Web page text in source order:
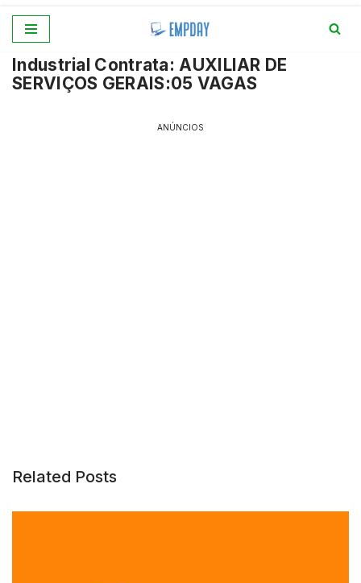
para
o
Industrial Contrata: AUXILIAR DE
SERVIÇOS GERAIS:05 VAGAS
ANÚNCIOS
Related Posts